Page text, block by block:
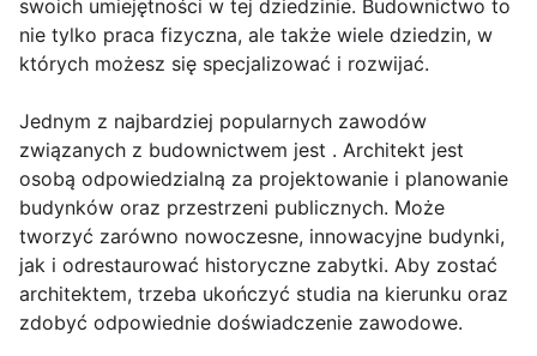
swoich umiejętności w tej dziedzinie. Budownictwo to
nie tylko praca fizyczna, ale także wiele dziedzin, w
których możesz się specjalizować i rozwijać.
Jednym z najbardziej popularnych zawodów
związanych z budownictwem jest . Architekt jest
osobą odpowiedzialną za projektowanie i planowanie
budynków oraz przestrzeni publicznych. Może
tworzyć zarówno nowoczesne, innowacyjne budynki,
jak i odrestaurować historyczne zabytki. Aby zostać
architektem, trzeba ukończyć studia na kierunku oraz
zdobyć odpowiednie doświadczenie zawodowe.